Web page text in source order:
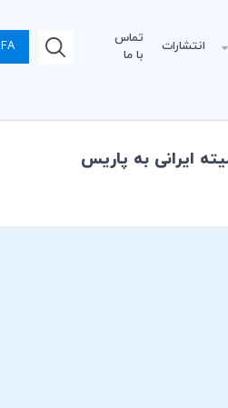
انتشارات
تماس
با ما
FA